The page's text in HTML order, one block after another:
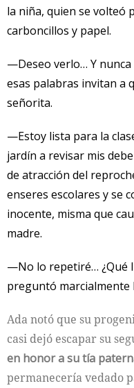
la niña, quien se volteó
carboncillos y papel.
—Deseo verlo… Y nunca
esas palabras invitan a
señorita.
—Estoy lista para la
jardín a revisar mis
de atracción del
enseres escolares y se
inocente, misma que
madre.
—No lo repetiré… ¿Qué
preguntó marcialmente
Ada notó que su
casi dejó escapar su
en honor a su tía
permanecería vedado